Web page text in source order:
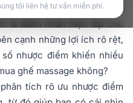
cải thiện sức khỏe thể chất
là điểm nhấn hiện đại cho
cạnh những lợi ích rõ rệt,
nhược điểm khiến nhiều
ghế massage không?
tích rõ ưu nhược điểm
tôi liên hệ tư vấn miễn phí.